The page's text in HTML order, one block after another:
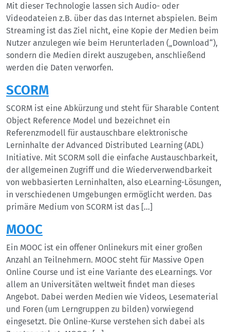
Mit dieser Technologie lassen sich Audio- oder
Videodateien z.B. über das das Internet abspielen. Beim
Streaming ist das Ziel nicht, eine Kopie der Medien beim
Nutzer anzulegen wie beim Herunterladen („Download“),
sondern die Medien direkt auszugeben, anschließend
werden die Daten verworfen.
SCORM
SCORM ist eine Abkürzung und steht für Sharable Content
Object Reference Model und bezeichnet ein
Referenzmodell für austauschbare elektronische
Lerninhalte der Advanced Distributed Learning (ADL)
Initiative. Mit SCORM soll die einfache Austauschbarkeit,
der allgemeinen Zugriff und die Wiederverwendbarkeit
von webbasierten Lerninhalten, also eLearning-Lösungen,
in verschiedenen Umgebungen ermöglicht werden. Das
primäre Medium von SCORM ist das […]
MOOC
Ein MOOC ist ein offener Onlinekurs mit einer großen
Anzahl an Teilnehmern. MOOC steht für Massive Open
Online Course und ist eine Variante des eLearnings. Vor
allem an Universitäten weltweit findet man dieses
Angebot. Dabei werden Medien wie Videos, Lesematerial
und Foren (um Lerngruppen zu bilden) vorwiegend
eingesetzt. Die Online-Kurse verstehen sich dabei als